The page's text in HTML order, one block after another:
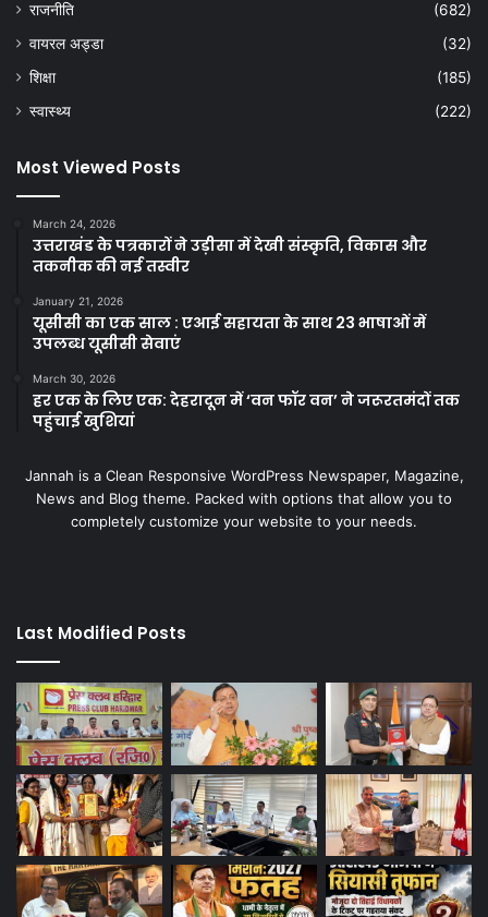
राजनीति
(682)
वायरल अड्डा
(32)
शिक्षा
(185)
स्वास्थ्य
(222)
Most Viewed Posts
March 24, 2026
उत्तराखंड के पत्रकारों ने उड़ीसा में देखी संस्कृति, विकास और
तकनीक की नई तस्वीर
January 21, 2026
यूसीसी का एक साल : एआई सहायता के साथ 23 भाषाओं में
उपलब्ध यूसीसी सेवाएं
March 30, 2026
हर एक के लिए एक: देहरादून में ‘वन फॉर वन’ ने जरूरतमंदों तक
पहुंचाई खुशियां
Jannah is a Clean Responsive WordPress Newspaper, Magazine,
News and Blog theme. Packed with options that allow you to
completely customize your website to your needs.
Last Modified Posts